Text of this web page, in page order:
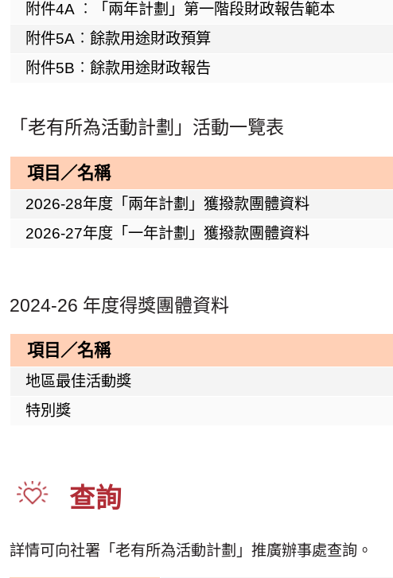
附件4A ︰「兩年計劃」第一階段財政報告範本
附件5A︰餘款用途財政預算
附件5B︰餘款用途財政報告
「老有所為活動計劃」活動一覽表
項目／名稱
2026-28年度「兩年計劃」獲撥款團體資料
2026-27年度「一年計劃」獲撥款團體資料
2024-26 年度得獎團體資料
項目／名稱
地區最佳活動獎
特別獎
查詢
詳情可向社署「老有所為活動計劃」推廣辦事處查詢。